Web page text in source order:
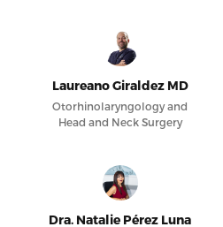
Laureano Giraldez MD
Otorhinolaryngology and
Head and Neck Surgery
Dra. Natalie Pérez Luna